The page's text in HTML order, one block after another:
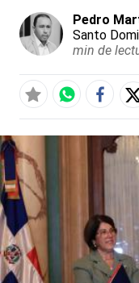
Pedro
Santo
min de